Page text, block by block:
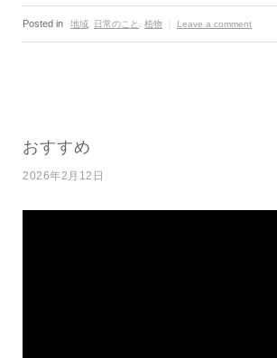
Posted in 地域 日常のこと 植物 Leave a comment
おすすめ
2026年2月12日